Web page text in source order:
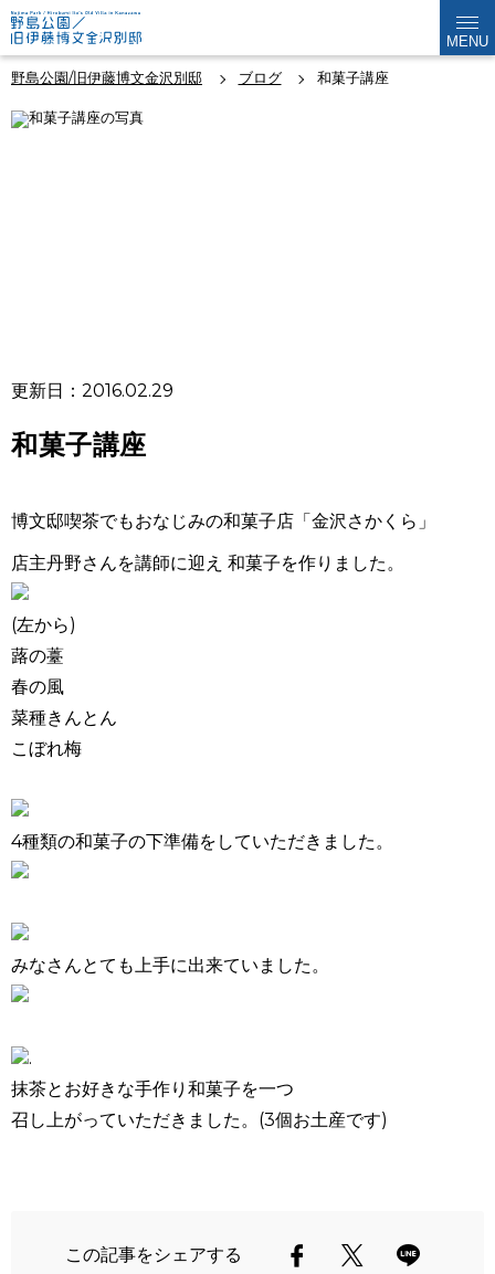
MENU
野島公園/旧伊藤博文金沢別邸 ブログ 和菓子講座
更新日：2016.02.29
和菓子講座
博文邸喫茶でもおなじみの和菓子店「金沢さかくら」
店主丹野さんを講師に迎え 和菓子を作りました。
(左から)
蕗の薹
春の風
菜種きんとん
こぼれ梅
4種類の和菓子の下準備をしていただきました。
みなさんとても上手に出来ていました。
.
抹茶とお好きな手作り和菓子を一つ
召し上がっていただきました。(3個お土産です)
この記事をシェアする